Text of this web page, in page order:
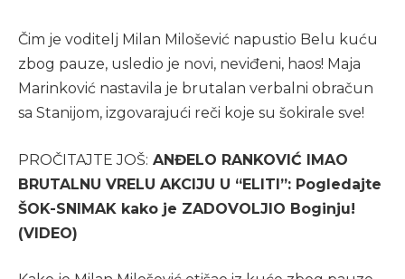
Čim je voditelj Milan Milošević napustio Belu kuću
zbog pauze, usledio je novi, neviđeni, haos! Maja
Marinković nastavila je brutalan verbalni obračun
sa Stanijom, izgovarajući reči koje su šokirale sve!
PROČITAJTE JOŠ: ANĐELO RANKOVIĆ IMAO
BRUTALNU VRELU AKCIJU U “ELITI”: Pogledajte
ŠOK-SNIMAK kako je ZADOVOLJIO Boginju!
(VIDEO)